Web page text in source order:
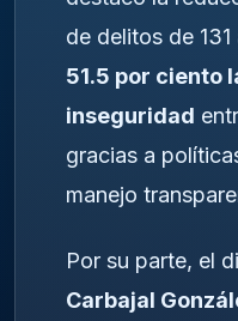
de delitos de
51.5 por ciento
inseguridad
gracias a
manejo
Por su parte, el
Carbajal